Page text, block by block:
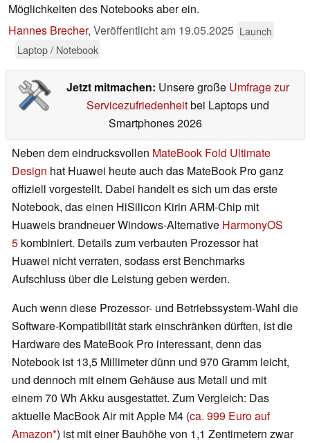
Möglichkeiten des Notebooks aber ein.
Hannes Brecher, Veröffentlicht am 19.05.2025 Launch
Laptop / Notebook
Jetzt mitmachen: Unsere große Umfrage zur
Servicezufriedenheitbei Laptops und
Smartphones 2026
Neben dem eindrucksvollen MateBook Fold Ultimate
Design hat Huawei heute auch das MateBook Pro ganz
offiziell vorgestellt. Dabei handelt es sich um das erste
Notebook, das einen HiSilicon Kirin ARM-Chip mit
Huaweis brandneuer Windows-Alternative HarmonyOS
5 kombiniert. Details zum verbauten Prozessor hat
Huawei nicht verraten, sodass erst Benchmarks
Aufschluss über die Leistung geben werden.
Auch wenn diese Prozessor- und Betriebssystem-Wahl die
Software-Kompatibilität stark einschränken dürften, ist die
Hardware des MateBook Pro interessant, denn das
Notebook ist 13,5 Millimeter dünn und 970 Gramm leicht,
und dennoch mit einem Gehäuse aus Metall und mit
einem 70 Wh Akku ausgestattet. Zum Vergleich: Das
aktuelle MacBook Air mit Apple M4 (ca. 999 Euro auf
Amazon ) ist mit einer Bauhöhe von 1,1 Zentimetern zwar